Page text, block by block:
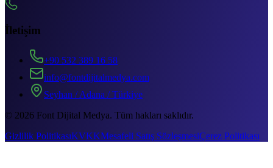
İletişim
+90 532 389 16 58
info@fontdijitalmedya.com
Seyhan / Adana / Türkiye
© 2026 Font Dijital Medya. Tüm hakları saklıdır.
Gizlilik PolitikasıKVKKMesafeli Satış SözleşmesiÇerez Politikası